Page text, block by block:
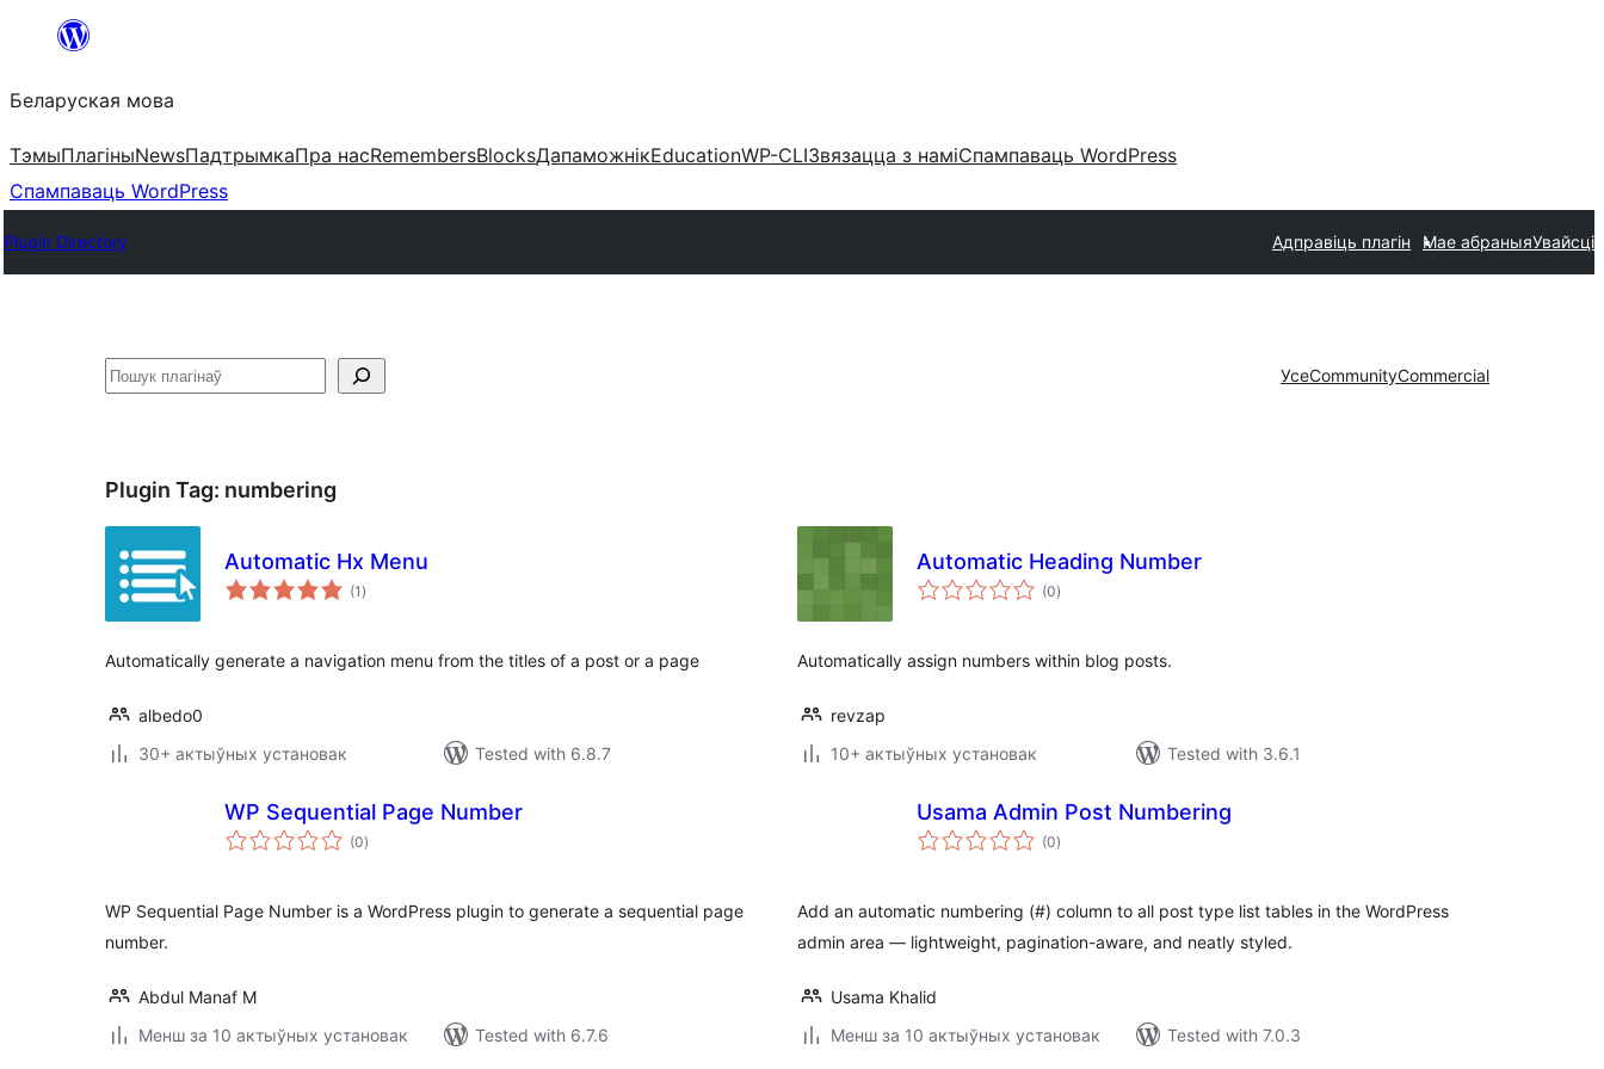
Перайсці
змесціва
Беларуская мова
ТэмыПлагіныNewsПадтрымкаПра насRemembersBlocksДапаможнікEducationWP-CLIЗвязацца з наміСпампаваць WordPress
Спампаваць WordPress
Plugin Directory Адправіць плагін Мае абраныяУвайсці
Пошук УсеCommunityCommercial
Plugin Tag: numbering
Automatic Hx Menu
(1 total
ratings
)
Automatically generate a navigation menu from the titles of a post or a page
albedo0
30+ актыўных установак
Tested with 6.8.7
Automatic Heading Number
(0total
ratings
)
Automatically assign numbers within blog posts.
revzap
10+ актыўных установак
Tested with 3.6.1
WP Sequential Page Number
(0total
ratings
)
WP Sequential Page Number is a WordPress plugin to generate a sequential page
number.
Abdul Manaf M
Менш за 10 актыўных установак
Tested with 6.7.6
Usama Admin Post Numbering
(0total
ratings
)
Add an automatic numbering (#) column to all post type list tables in the WordPress
admin area — lightweight, pagination-aware, and neatly styled.
Usama Khalid
Менш за 10 актыўных установак
Tested with 7.0.3